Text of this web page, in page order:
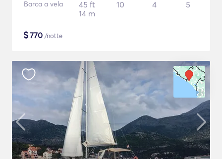
Barca a vela
45 ft
14 m
10 4 5
$770 /notte